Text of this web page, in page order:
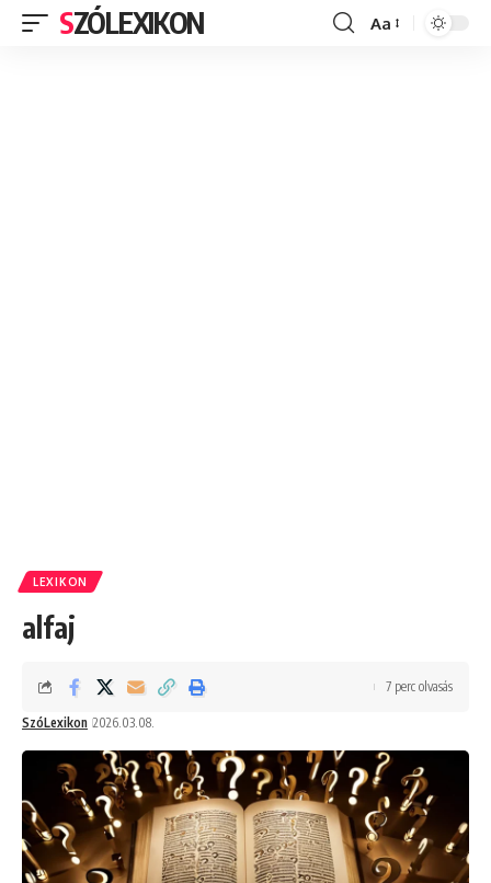
SZÓLEXIKON
Font
Aa
LEXIKON
alfaj
SzóLexikon 2026.03.08.
7 perc olvasás